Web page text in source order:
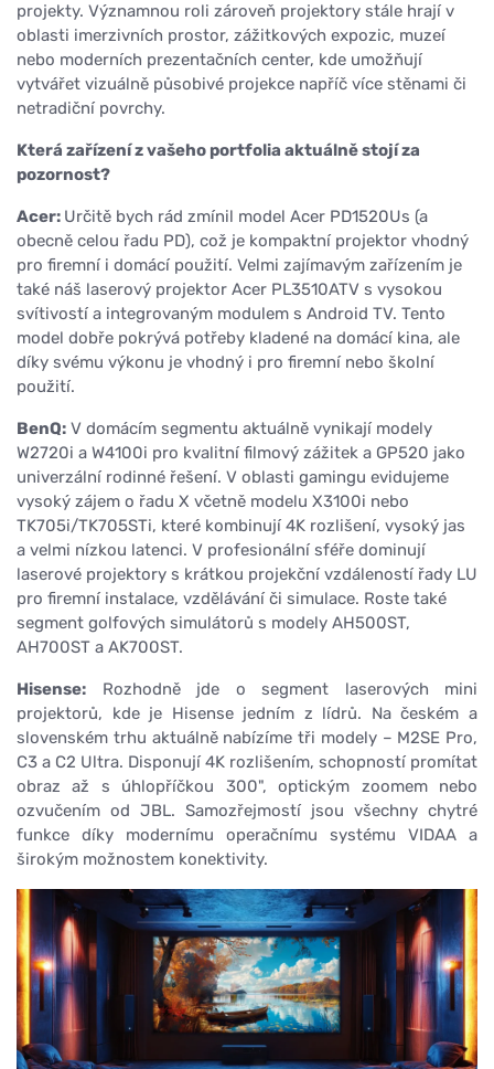
projekty. Významnou roli zároveň projektory stále hrají v
oblasti imerzivních prostor, zážitkových expozic, muzeí
nebo moderních prezentačních center, kde umožňují
vytvářet vizuálně působivé projekce napříč více stěnami či
netradiční povrchy.
Která zařízení z vašeho portfolia aktuálně stojí za
pozornost?
Acer: Určitě bych rád zmínil model Acer PD1520Us (a
obecně celou řadu PD), což je kompaktní projektor vhodný
pro firemní i domácí použití. Velmi zajímavým zařízením je
také náš laserový projektor Acer PL3510ATV s vysokou
svítivostí a integrovaným modulem s Android TV. Tento
model dobře pokrývá potřeby kladené na domácí kina, ale
díky svému výkonu je vhodný i pro firemní nebo školní
použití.
BenQ: V domácím segmentu aktuálně vynikají modely
W2720i a W4100i pro kvalitní filmový zážitek a GP520 jako
univerzální rodinné řešení. V oblasti gamingu evidujeme
vysoký zájem o řadu X včetně modelu X3100i nebo
TK705i/TK705STi, které kombinují 4K rozlišení, vysoký jas
a velmi nízkou latenci. V profesionální sféře dominují
laserové projektory s krátkou projekční vzdáleností řady LU
pro firemní instalace, vzdělávání či simulace. Roste také
segment golfových simulátorů s modely AH500ST,
AH700ST a AK700ST.
Hisense: Rozhodně jde o segment laserových mini
projektorů, kde je Hisense jedním z lídrů. Na českém a
slovenském trhu aktuálně nabízíme tři modely – M2SE Pro,
C3 a C2 Ultra. Disponují 4K rozlišením, schopností promítat
obraz až s úhlopříčkou 300", optickým zoomem nebo
ozvučením od JBL. Samozřejmostí jsou všechny chytré
funkce díky modernímu operačnímu systému VIDAA a
širokým možnostem konektivity.